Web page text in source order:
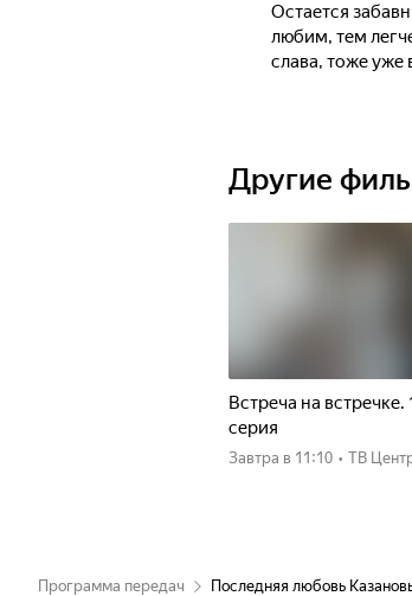
Остается
любим, тем
слава, тоже уже
Другие
Встреча на встречке.
серия
Завтра в 11:10 • ТВ
Программа передач Последняя любовь